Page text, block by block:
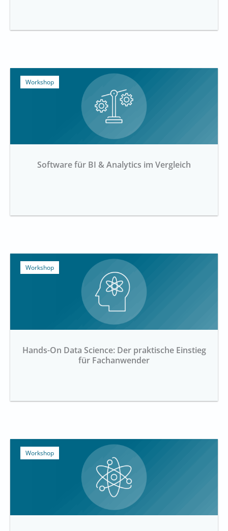
Workshop
Software für BI & Analytics im Vergleich
Workshop
Hands-On Data Science: Der praktische Einstieg
für Fachanwender
Workshop